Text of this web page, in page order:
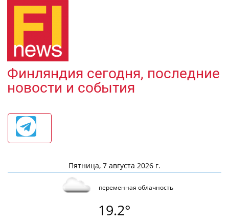
Финляндия сегодня, последние
новости и события
Пятница, 7 августа 2026 г.
переменная облачность
19.2°